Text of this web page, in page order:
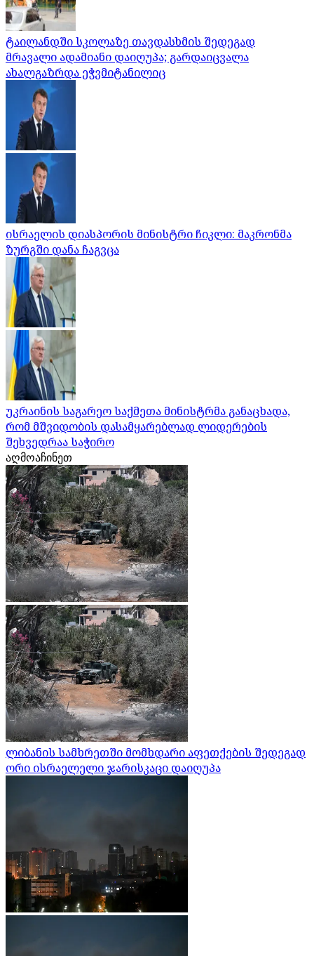
ტაილანდში სკოლაზე თავდასხმის შედეგად
მრავალი ადამიანი დაიღუპა; გარდაიცვალა
ახალგაზრდა ეჭვმიტანილიც
ისრაელის დიასპორის მინისტრი ჩიკლი: მაკრონმა
ზურგში დანა ჩაგვცა
უკრაინის საგარეო საქმეთა მინისტრმა განაცხადა,
რომ მშვიდობის დასამყარებლად ლიდერების
შეხვედრაა საჭირო
აღმოაჩინეთ
ლიბანის სამხრეთში მომხდარი აფეთქების შედეგად
ორი ისრაელელი ჯარისკაცი დაიღუპა